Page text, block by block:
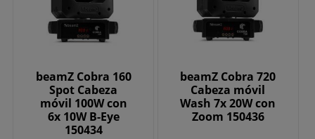
beamZ Cobra 160
Spot Cabeza
móvil 100W con
6x 10W B-Eye
150434
beamZ Cobra 720
Cabeza móvil
Wash 7x 20W con
Zoom 150436